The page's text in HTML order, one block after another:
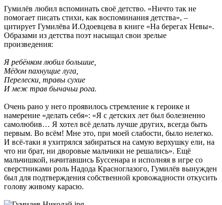
Гумилёв любил вспоминать своё детство. «Ничто так не
помогает писать стихи, как воспоминания детства», –
цитирует Гумилёва И.Одоевцева в книге «На берегах Невы».
Образами из детства поэт насыщал свои зрелые
произведения:
Я ребёнком любил большие,
Мёдом пахнущие луга,
Перелески, травы сухие
И меж трав бычачьи рога.
Очень рано у него проявилось стремление к героике и
намерение «делать себя»: «Я с детских лет был болезненно
самолюбив… Я хотел всё делать лучше других, всегда быть
первым. Во всём! Мне это, при моей слабости, было нелегко.
И всё-таки я ухитрялся забираться на самую верхушку ели, на
что ни брат, ни дворовые мальчики не решались». Ещё
мальчишкой, начитавшись Буссенара и исполняя в игре со
сверстниками роль Надода Красноглазого, Гумилёв вынужден
был для подтверждения собственной кровожадности откусить
голову живому карасю.